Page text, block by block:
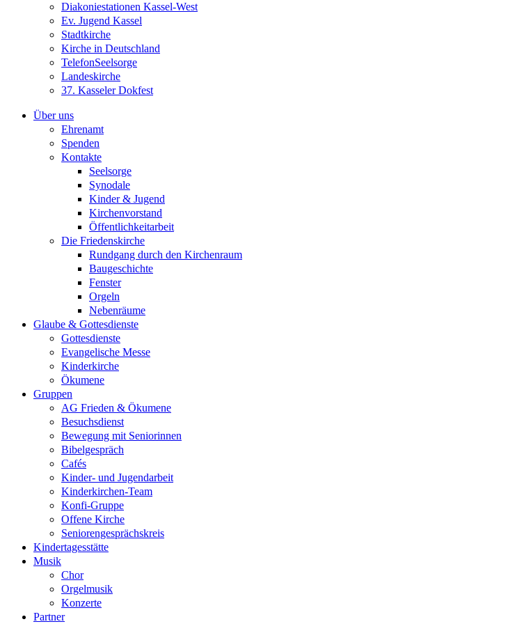
Diakoniestationen Kassel-West
Ev. Jugend Kassel
Stadtkirche
Kirche in Deutschland
TelefonSeelsorge
Landeskirche
37. Kasseler Dokfest
Über uns
Ehrenamt
Spenden
Kontakte
Seelsorge
Synodale
Kinder & Jugend
Kirchenvorstand
Öffentlichkeitarbeit
Die Friedenskirche
Rundgang durch den Kirchenraum
Baugeschichte
Fenster
Orgeln
Nebenräume
Glaube & Gottesdienste
Gottesdienste
Evangelische Messe
Kinderkirche
Ökumene
Gruppen
AG Frieden & Ökumene
Besuchsdienst
Bewegung mit Seniorinnen
Bibelgespräch
Cafés
Kinder- und Jugendarbeit
Kinderkirchen-Team
Konfi-Gruppe
Offene Kirche
Seniorengesprächskreis
Kindertagesstätte
Musik
Chor
Orgelmusik
Konzerte
Partner